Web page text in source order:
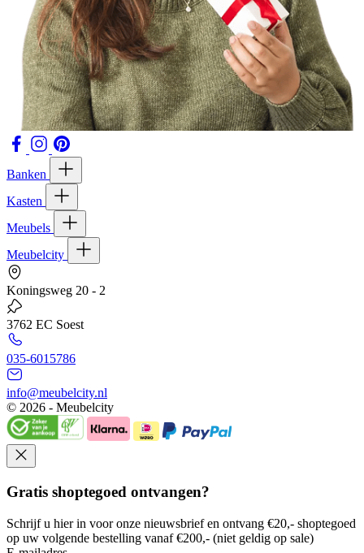
Banken
Kasten
Meubels
Meubelcity
Koningsweg 20 - 2
3762 EC Soest
035-6015786
info@meubelcity.nl
© 2026 - Meubelcity
Gratis shoptegoed ontvangen?
Schrijf u hier in voor onze nieuwsbrief en ontvang €20,- shoptegoed
op uw volgende bestelling vanaf €200,- (niet geldig op sale)